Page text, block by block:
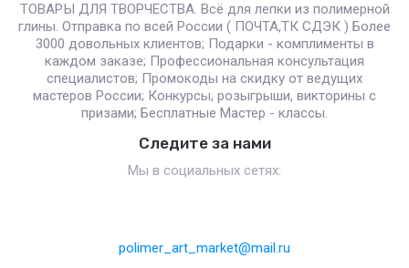
ТОВАРЫ ДЛЯ ТВОРЧЕСТВА. Всё для лепки из полимерной
глины. Отправка по всей России ( ПОЧТА,ТК СДЭК ) Более
3000 довольных клиентов; Подарки - комплименты в
каждом заказе; Профессиональная консультация
специалистов; Промокоды на скидку от ведущих
мастеров России; Конкурсы, розыгрыши, викторины с
призами; Бесплатные Мастер - классы.
Следите за нами
Мы в социальных сетях:
polimer_art_market@mail.ru